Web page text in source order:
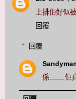
上排佢好似
回覆
回覆
係........佢